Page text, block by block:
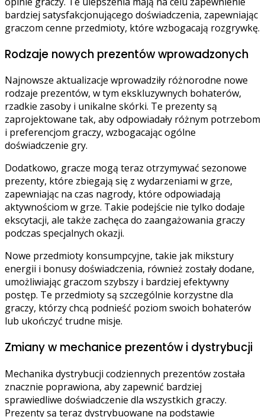
bardziej satysfakcjonującego doświadczenia, zapewniając
graczom cenne przedmioty, które wzbogacają rozgrywkę.
Rodzaje nowych prezentów wprowadzonych
Najnowsze aktualizacje wprowadziły różnorodne nowe
rodzaje prezentów, w tym ekskluzywnych bohaterów,
rzadkie zasoby i unikalne skórki. Te prezenty są
zaprojektowane tak, aby odpowiadały różnym potrzebom
i preferencjom graczy, wzbogacając ogólne
doświadczenie gry.
Dodatkowo, gracze mogą teraz otrzymywać sezonowe
prezenty, które zbiegają się z wydarzeniami w grze,
zapewniając na czas nagrody, które odpowiadają
aktywnościom w grze. Takie podejście nie tylko dodaje
ekscytacji, ale także zachęca do zaangażowania graczy
podczas specjalnych okazji.
Nowe przedmioty konsumpcyjne, takie jak mikstury
energii i bonusy doświadczenia, również zostały dodane,
umożliwiając graczom szybszy i bardziej efektywny
postęp. Te przedmioty są szczególnie korzystne dla
graczy, którzy chcą podnieść poziom swoich bohaterów
lub ukończyć trudne misje.
Zmiany w mechanice prezentów i dystrybucji
Mechanika dystrybucji codziennych prezentów została
znacznie poprawiona, aby zapewnić bardziej
sprawiedliwe doświadczenie dla wszystkich graczy.
Prezenty są teraz dystrybuowane na podstawie